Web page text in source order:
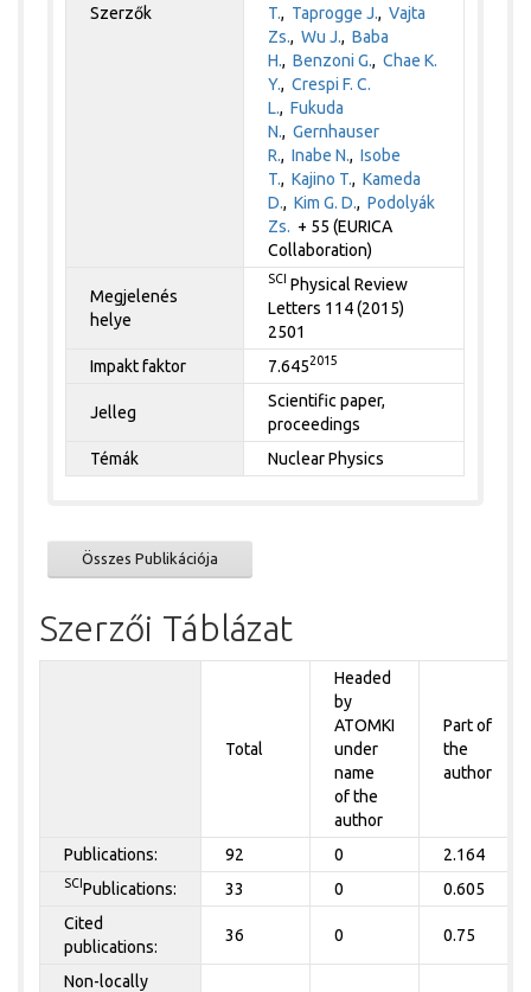
Szerzők
T., Taprogge J.,Vajta
Zs.,Wu J.,Baba
H.,Benzoni G.,Chae K.
Y.,Crespi F. C.
L.,Fukuda
N.,Gernhauser
R.,Inabe N.,Isobe
T.,Kajino T.,Kameda
D.,Kim G. D.,Podolyák
Zs. + 55 (EURICA
Collaboration)
Megjelenés
helye
SCI Physical Review
Letters 114 (2015)
2501
Impakt faktor
7.6452015
Jelleg
Scientific paper,
proceedings
Témák
Nuclear Physics
Összes Publikációja
Szerzői Táblázat
Total
Headed
by
ATOMKI
under
name
of the
author
Part of
the
author
Publications: 92 0 2.164
SCI Publications: 33 0
0.605
Cited
publications:
36 0 0.75
Non-locally